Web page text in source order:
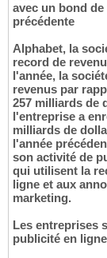
avec un bond
précédente
Alphabet, la
record de
l'année, la
revenus par
257 milliards de
l'entreprise a
milliards de
l'année
son activité de
qui utilisent la
ligne et aux
marketing.
Les entreprises
publicité en ligne